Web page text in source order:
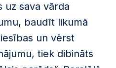
uz sava vārda
baudīt likumā
un vērst
tiek dibināts